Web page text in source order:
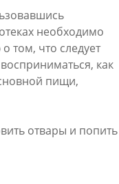
необходимо
том, что следует
как
пищи,
отвары и попить